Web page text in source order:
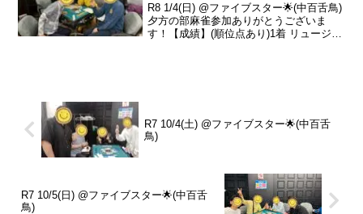
R8 1/4(日) @ファイブスター🌟(中百舌鳥)
夕方の部麻雀参加ありがとうございま
す！【成績】(順位点あり)1着 リュージュ
R7 10/4(土) @ファイブスター🌟(中百舌
鳥)
R7 10/5(日) @ファイブスター🌟(中百舌
鳥)